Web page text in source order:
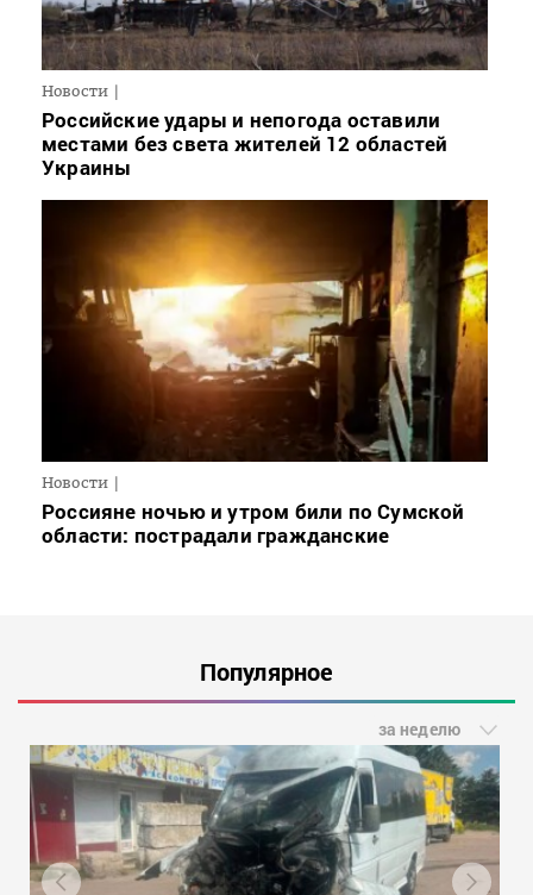
Новости
Российские удары и непогода оставили
местами без света жителей 12 областей
Украины
Новости
Россияне ночью и утром били по Сумской
области: пострадали гражданские
Популярное
за неделю